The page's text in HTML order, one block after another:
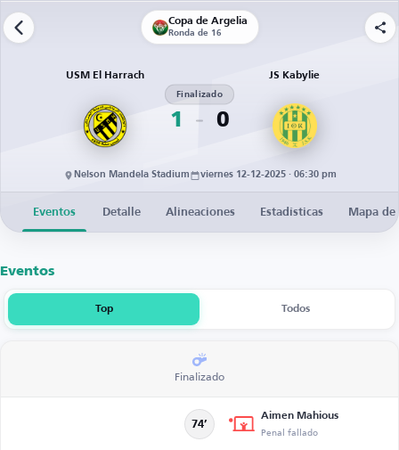
Copa de Argelia
Ronda de 16
USM El Harrach
1
Finalizado
0
JS Kabylie
Nelson Mandela Stadium viernes 12-12-2025 · 06:30 pm
Eventos Detalle Alineaciones Estadísticas Mapa
Eventos
Top Todos
Finalizado
74’
Aimen Mahious
Penal fallado